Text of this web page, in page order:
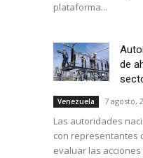
plataforma...
de
Venezuela 7 agosto,
Las autoridades
con representantes
evaluar las